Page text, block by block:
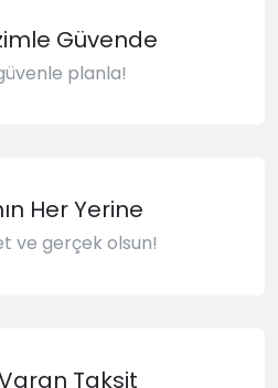
Güvende
planla!
Her Yerine
ve gerçek olsun!
Taksit